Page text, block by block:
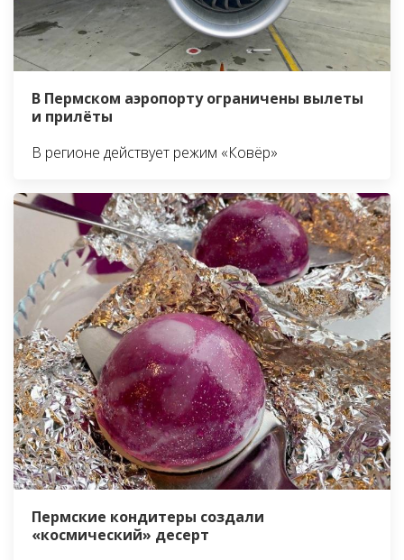
В Пермском аэропорту ограничены вылеты
и прилёты
В регионе действует режим «Ковёр»
Пермские кондитеры создали
«космический» десерт